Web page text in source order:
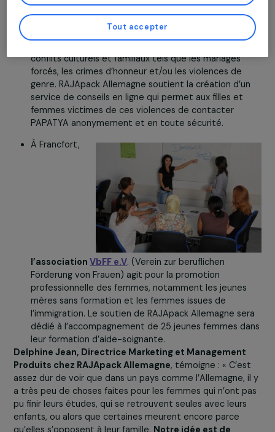
l’associationHORIZONT e.V. accueille
temporairement les femmes sans-abri et leurs
enfants avant de les rediriger vers des solutions
d’hébergement à plus long terme. Avec
de RAJApack Allemagne,
l’association pourra financer un des deux coachs qui
aident les familles à se réintégrer dans la société.
À Berlin, l’associationPAPATYAprotège les jeunes
femmes issues de l’immigration des conséquences
conflits culturels et familiaux tels que les mariages
forcés, les crimes d’honneur et/ou les violences de
genre. RAJApack Allemagne soutient la création
service de conseils en ligne qui permet aux filles et
femmes victimes de ces violences de contacter
PAPATYA anonymement et en toute sécurité.
l’associationVbFF e.V. (Verein zur beruflichen
Förderung von Frauen) agit pour la promotion
professionnelle des femmes, notamment les jeunes
mères sans formation et les femmes issues de
l’immigration. Le soutien de RAJApack Allemagne
fenêtre, sauf pour les cookies strictement nécessaires. Vous pouvez changer
d’avis et modifier vos préférences à tout moment en revenant sur notre site.
Plus de détails à propos denos partenaires
Politique de Gestion
Cookies.
Gérer mes cookies
Tout accepter